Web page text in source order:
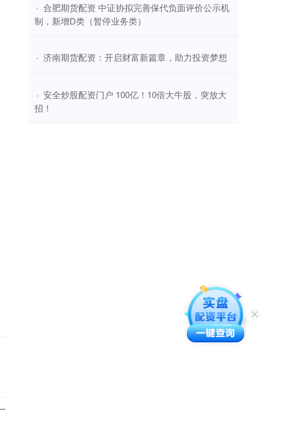
· ​合肥期货配资 中证协拟完善保代负面评价公示机
制，新增D类（暂停业务类）
· ​济南期货配资：开启财富新篇章，助力投资梦想
· ​安全炒股配资门户 100亿！10倍大牛股，突放大
招！